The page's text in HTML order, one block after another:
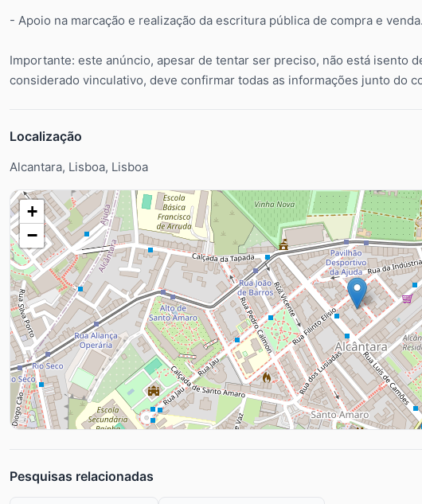
- Apoio na marcação e realização da escritura pública de compra e venda.
Importante: este anúncio, apesar de tentar ser preciso, não está isento
considerado vinculativo, deve confirmar todas as informações junto do
Localização
Alcantara, Lisboa, Lisboa
+
−
Pesquisas relacionadas